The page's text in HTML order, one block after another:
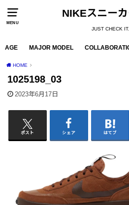
MENU
NIKEスニー
JUST CHECK IT.
AGE MAJOR MODEL
HOME
1025198_03
2023年6月17日
ポスト シェア はてブ